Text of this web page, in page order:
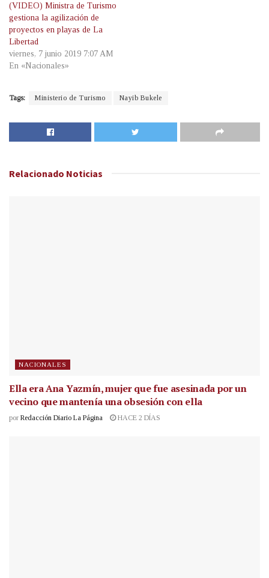
(VIDEO) Ministra de Turismo
gestiona la agilización de
proyectos en playas de La
Libertad
viernes, 7 junio 2019 7:07 AM
En «Nacionales»
Tags: Ministerio de Turismo Nayib Bukele
Relacionado Noticias
NACIONALES
Ella era Ana Yazmín, mujer que fue asesinada por un
vecino que mantenía una obsesión con ella
por Redacción Diario La Página HACE 2 DÍAS